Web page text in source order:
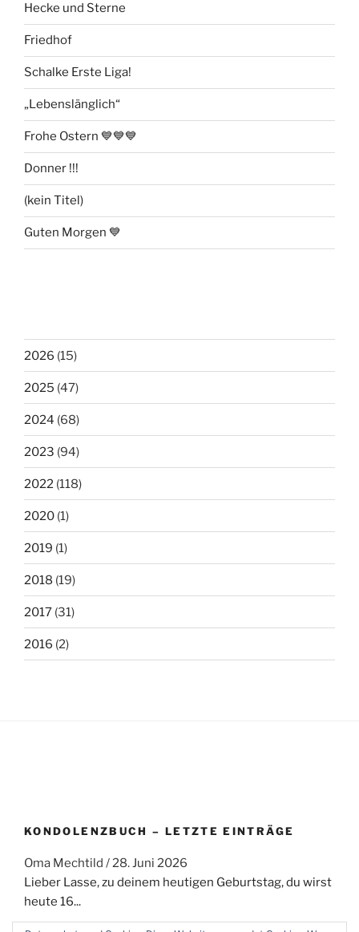
Hecke und Sterne
Friedhof
Schalke Erste Liga!
„Lebenslänglich“
Frohe Ostern 💙💙💙
Donner !!!
(kein Titel)
Guten Morgen 💙
2026 (15)
2025 (47)
2024 (68)
2023 (94)
2022 (118)
2020 (1)
2019 (1)
2018 (19)
2017 (31)
2016 (2)
KONDOLENZBUCH – LETZTE EINTRÄGE
Oma Mechtild /28. Juni 2026
Lieber Lasse, zu deinem heutigen Geburtstag, du wirst
heute 16...